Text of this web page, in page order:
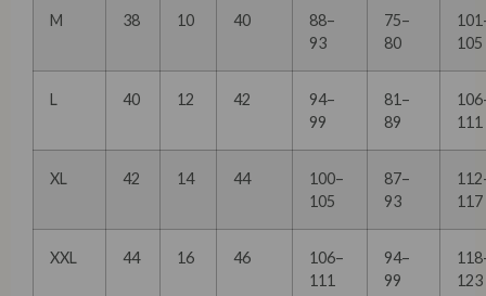
M 38 10 40
88–
93
75–
80
105
L 40 12 42
94–
99
81–
89
111
XL 42 14 44
100–
105
87–
93
117
XXL 44 16 46
106–
111
94–
99
123